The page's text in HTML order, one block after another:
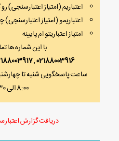
اعتباریم (امتیاز اعتبارسنجی)
اعتباریمو (امتیاز
امتیاز اعتباریتو ام پایینه
با این شماره ها
02188003916
,
8:00 الی 12:30
دریافت گزارش